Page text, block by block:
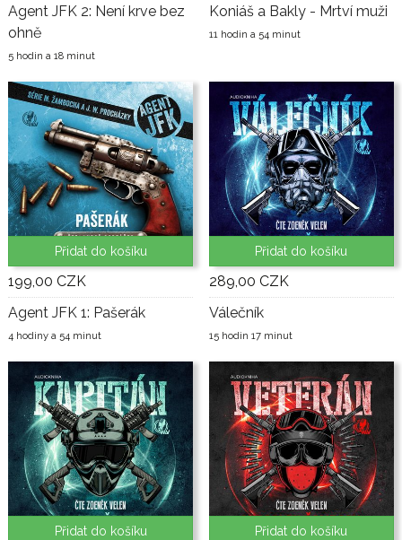
Agent JFK 2: Není krve bez
ohně
5 hodin a 18 minut
Koniáš a Bakly - Mrtví muži
11 hodin a 54 minut
Přidat do košíku
199,00 CZK
Agent JFK 1: Pašerák
4 hodiny a 54 minut
Přidat do košíku
289,00 CZK
Válečník
15 hodin 17 minut
Přidat do košíku Přidat do košíku